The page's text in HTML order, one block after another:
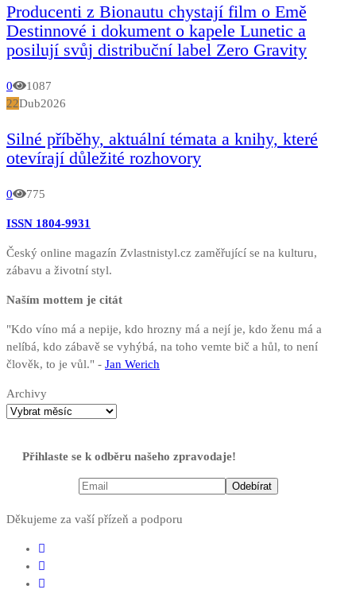
Producenti z Bionautu chystají film o Emě
Destinnové i dokument o kapele Lunetic a
posilují svůj distribuční label Zero Gravity
0
1087
22Dub2026
Silné příběhy, aktuální témata a knihy, které
otevírají důležité rozhovory
0 775
ISSN 1804-9931
Český online magazín Zvlastnistyl.cz zaměřující se na kulturu,
zábavu a životní styl.
Naším mottem je citát
"Kdo víno má a nepije, kdo hrozny má a nejí je, kdo ženu má a
nelíbá, kdo zábavě se vyhýbá, na toho vemte bič a hůl, to není
člověk, to je vůl." - Jan Werich
Archivy
Přihlaste se k odběru našeho zpravodaje!
Děkujeme za vaší přízeň a podporu